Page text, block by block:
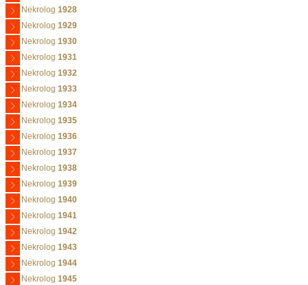
Nekrolog 1928
Nekrolog 1929
Nekrolog 1930
Nekrolog 1931
Nekrolog 1932
Nekrolog 1933
Nekrolog 1934
Nekrolog 1935
Nekrolog 1936
Nekrolog 1937
Nekrolog 1938
Nekrolog 1939
Nekrolog 1940
Nekrolog 1941
Nekrolog 1942
Nekrolog 1943
Nekrolog 1944
Nekrolog 1945